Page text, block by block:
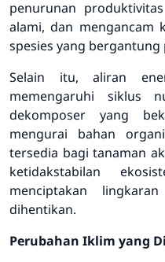
penurunan
alami, dan mengancam
spesies yang bergantung
Selain itu, aliran
memengaruhi siklus
dekomposer yang
mengurai bahan
tersedia bagi tanaman
ketidakstabilan
menciptakan
dihentikan.
Perubahan Iklim yang